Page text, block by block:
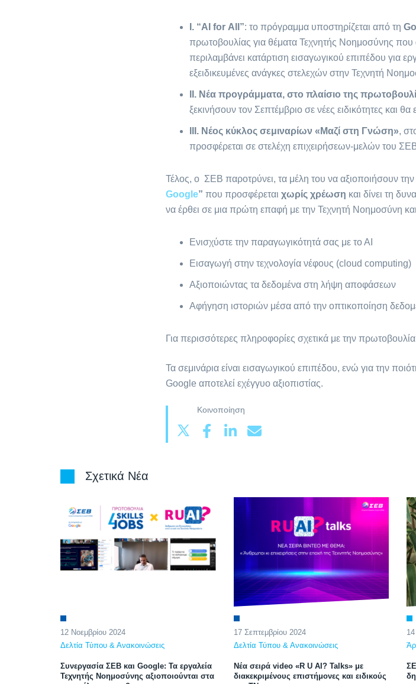
Ι. “AI for Αll”: το πρόγραμμα υποστηρίζεται από τη
πρωτοβουλίας για θέματα Τεχνητής Νοημοσύνης
περιλαμβάνει κατάρτιση εισαγωγικού επιπέδου για
εξειδικευμένες ανάγκες στελεχών στην Τεχνητή
ΙΙ. Νέα προγράμματα, στο πλαίσιο της
ξεκινήσουν τον Σεπτέμβριο σε νέες ειδικότητες και
III. Νέος κύκλος σεμιναρίων «Μαζί στη Γνώση»,
προσφέρεται σε στελέχη επιχειρήσεων-μελών του
Τέλος, ο ΣΕΒ παροτρύνει, τα μέλη του να αξιοποιήσουν την
Google” που προσφέρεται χωρίς χρέωση και δίνει τη
να έρθει σε μια πρώτη επαφή με την Τεχνητή Νοημοσύνη
Ενισχύστε την παραγωγικότητά σας με το ΑΙ
Εισαγωγή στην τεχνολογία νέφους (cloud computing)
Αξιοποιώντας τα δεδομένα στη λήψη αποφάσεων
Αφήγηση ιστοριών μέσα από την οπτικοποίηση
Για περισσότερες πληροφορίες σχετικά με την
Τα σεμινάρια είναι εισαγωγικού επιπέδου, ενώ για την
Google αποτελεί εχέγγυο αξιοπιστίας.
Κοινοποίηση
Σχετικά Νέα
12 Νοεμβρίου 2024
Δελτία Τύπου & Ανακοινώσεις
Συνεργασία ΣΕΒ και Google: Τα εργαλεία
Τεχνητής Νοημοσύνης αξιοποιούνται στα
17 Σεπτεμβρίου 2024
Δελτία Τύπου & Ανακοινώσεις
Νέα σειρά video «R U AI? Talks» με
διακεκριμένους επιστήμονες και ειδικούς